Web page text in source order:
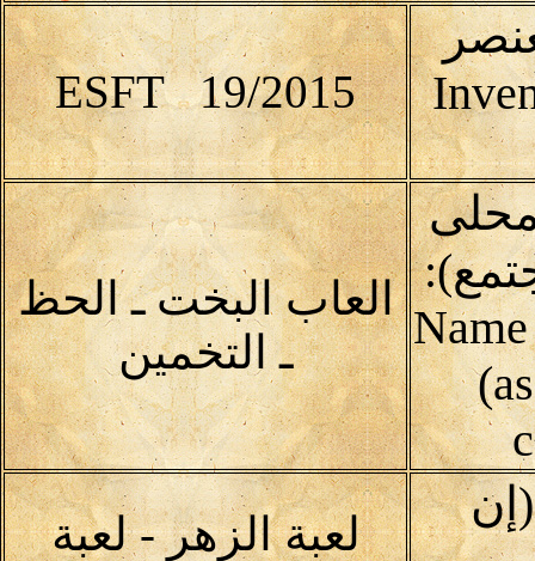
ESFT 19/2015
العاب البخت ـ الحظ
ـ التخمين
لعبة الزهر - لعبة